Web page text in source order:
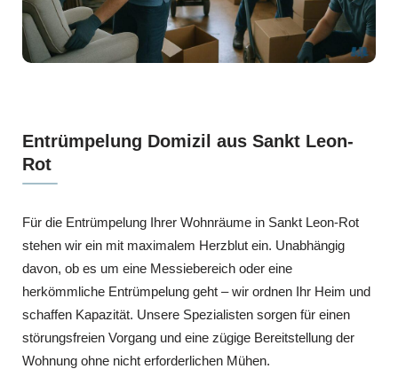
Entrümpelung Domizil aus Sankt Leon-
Rot
Für die Entrümpelung Ihrer Wohnräume in Sankt Leon-Rot
stehen wir ein mit maximalem Herzblut ein. Unabhängig
davon, ob es um eine Messiebereich oder eine
herkömmliche Entrümpelung geht – wir ordnen Ihr Heim und
schaffen Kapazität. Unsere Spezialisten sorgen für einen
störungsfreien Vorgang und eine zügige Bereitstellung der
Wohnung ohne nicht erforderlichen Mühen.